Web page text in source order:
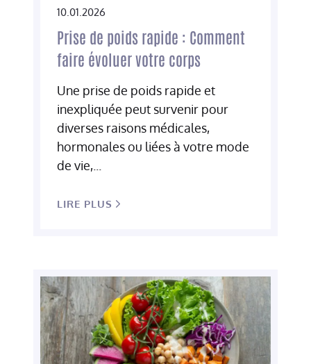
10.01.2026
Prise de poids rapide : Comment
faire évoluer votre corps
Une prise de poids rapide et
inexpliquée peut survenir pour
diverses raisons médicales,
hormonales ou liées à votre mode
de vie,...
LIRE PLUS